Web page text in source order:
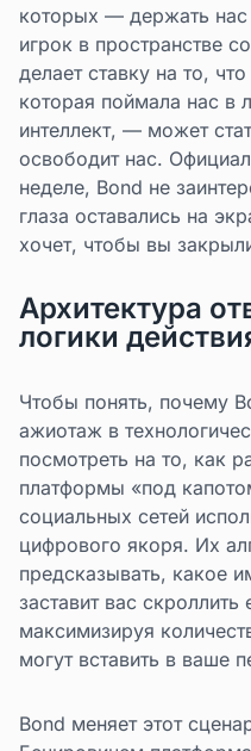
которых — держать
игрок в пространстве
делает ставку на то,
которая поймала нас в
интеллект, — может
освободит нас.
неделе, Bond не
глаза оставались на
хочет, чтобы вы
Архитектура
логики
Чтобы понять, почему
ажиотаж в
посмотреть на то, как
платформы «под
социальных сетей
цифрового якоря. Их
предсказывать, какое
заставит вас
максимизируя
могут вставить в ваше
Bond меняет этот